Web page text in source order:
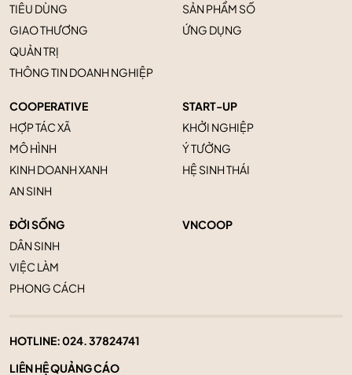
TIÊU DÙNG
GIAO THƯƠNG
QUẢN TRỊ
THÔNG TIN DOANH NGHIỆP
SẢN PHẨM SỐ
ỨNG DỤNG
COOPERATIVE
HỢP TÁC XÃ
MÔ HÌNH
KINH DOANH XANH
AN SINH
START-UP
KHỞI NGHIỆP
Ý TƯỞNG
HỆ SINH THÁI
ĐỜI SỐNG
DÂN SINH
VIỆC LÀM
PHONG CÁCH
VNCOOP
HOTLINE:024. 37824741
LIÊN HỆ QUẢNG CÁO